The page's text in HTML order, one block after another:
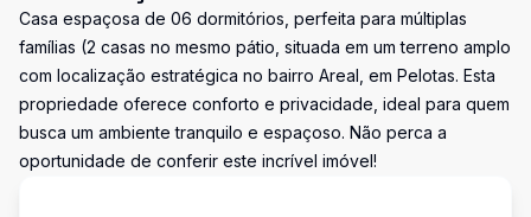
Casa espaçosa de 06 dormitórios, perfeita para múltiplas
famílias (2 casas no mesmo pátio, situada em um terreno amplo
com localização estratégica no bairro Areal, em Pelotas. Esta
propriedade oferece conforto e privacidade, ideal para quem
busca um ambiente tranquilo e espaçoso. Não perca a
oportunidade de conferir este incrível imóvel!